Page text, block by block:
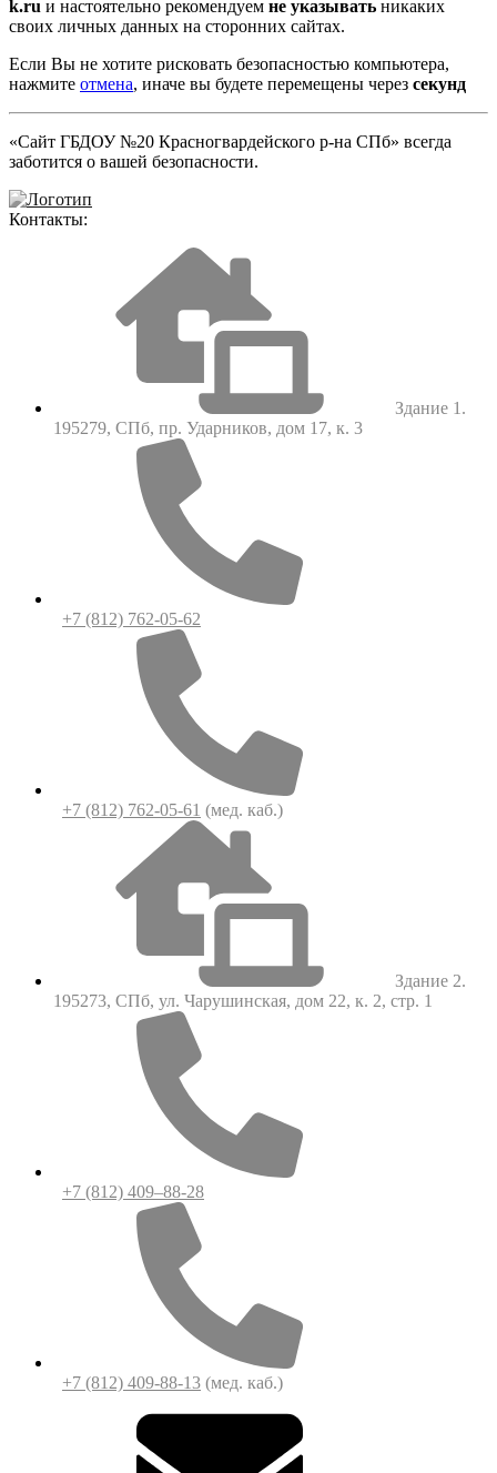
k.ru и настоятельно рекомендуем не указывать никаких
своих личных данных на сторонних сайтах.
Если Вы не хотите рисковать безопасностью компьютера,
нажмите отмена, иначе вы будете перемещены через секунд
«Сайт ГБДОУ №20 Красногвардейского р-на СПб» всегда
заботится о вашей безопасности.
Контакты:
Здание 1.
195279, СПб, пр. Ударников, дом 17, к. 3
+7 (812) 762-05-62
+7 (812) 762-05-61 (мед. каб.)
Здание 2.
195273, СПб, ул. Чарушинская, дом 22, к. 2, стр. 1
+7 (812) 409–88-28
+7 (812) 409-88-13 (мед. каб.)